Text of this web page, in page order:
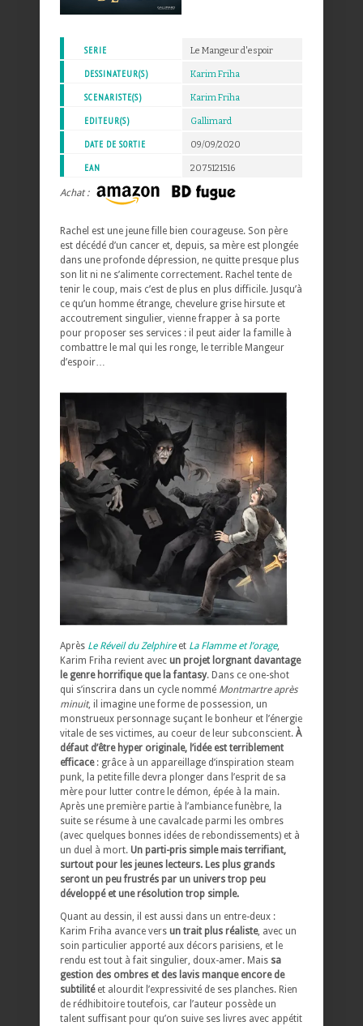
SERIE Le Mangeur d'espoir
DESSINATEUR(S) Karim Friha
SCENARISTE(S) Karim Friha
EDITEUR(S) Gallimard
DATE DE SORTIE 09/09/2020
EAN 2075121516
Achat :
Rachel est une jeune fille bien courageuse. Son père
est décédé d’un cancer et, depuis, sa mère est plongée
dans une profonde dépression, ne quitte presque plus
son lit ni ne s’alimente correctement. Rachel tente de
tenir le coup, mais c’est de plus en plus difficile. Jusqu’à
ce qu’un homme étrange, chevelure grise hirsute et
accoutrement singulier, vienne frapper à sa porte
pour proposer ses services : il peut aider la famille à
combattre le mal qui les ronge, le terrible Mangeur
d’espoir…
Après Le Réveil du Zelphireet La Flamme et l’orage,
Karim Friha revient avec un projet lorgnant davantage
le genre horrifique que la fantasy. Dans ce one-shot
qui s’inscrira dans un cycle nommé Montmartre après
minuit, il imagine une forme de possession, un
monstrueux personnage suçant le bonheur et l’énergie
vitale de ses victimes, au coeur de leur subconscient. À
défaut d’être hyper originale, l’idée est terriblement
efficace: grâce à un appareillage d’inspiration steam
punk, la petite fille devra plonger dans l’esprit de sa
mère pour lutter contre le démon, épée à la main.
Après une première partie à l’ambiance funèbre, la
suite se résume à une cavalcade parmi les ombres
(avec quelques bonnes idées de rebondissements) et à
un duel à mort. Un parti-pris simple mais terrifiant,
surtout pour les jeunes lecteurs. Les plus grands
seront un peu frustrés par un univers trop peu
développé et une résolution trop simple.
Quant au dessin, il est aussi dans un entre-deux :
Karim Friha avance vers un trait plus réaliste, avec un
soin particulier apporté aux décors parisiens, et le
rendu est tout à fait singulier, doux-amer. Mais sa
gestion des ombres et des lavis manque encore de
subtilitéet alourdit l’expressivité de ses planches. Rien
de rédhibitoire toutefois, car l’auteur possède un
talent suffisant pour qu’on suive ses livres avec appétit